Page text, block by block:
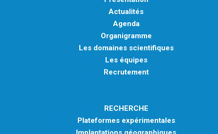
Actualités
Agenda
Organigramme
Les domaines scientifiques
Les équipes
Recrutement
RECHERCHE
Plateformes expérimentales